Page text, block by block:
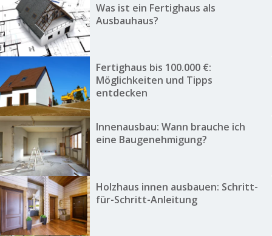
Was ist ein Fertighaus als
Ausbauhaus?
Fertighaus bis 100.000 €:
Möglichkeiten und Tipps
entdecken
Innenausbau: Wann brauche ich
eine Baugenehmigung?
Holzhaus innen ausbauen: Schritt-
für-Schritt-Anleitung